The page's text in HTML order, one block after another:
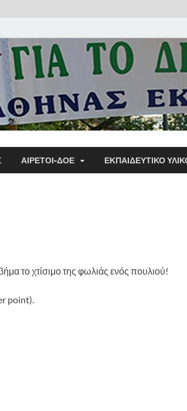
ΑΙΡΕΤΟΙ-ΔΟΕ ΕΚΠΑΙΔΕΥΤΙΚΌ
το χτίσιμο της φωλιάς ενός πουλιού!
point).